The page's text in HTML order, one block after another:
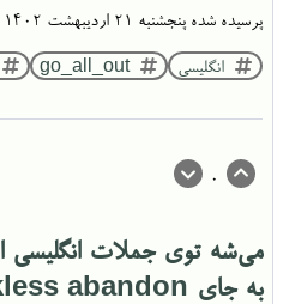
پرسیده شده پنجشنبه ۲۱ اردیبهشت ۱۴۰۲
انگلیسی go_all_out
0
به جای reckless abandon استفاده کنیم؟